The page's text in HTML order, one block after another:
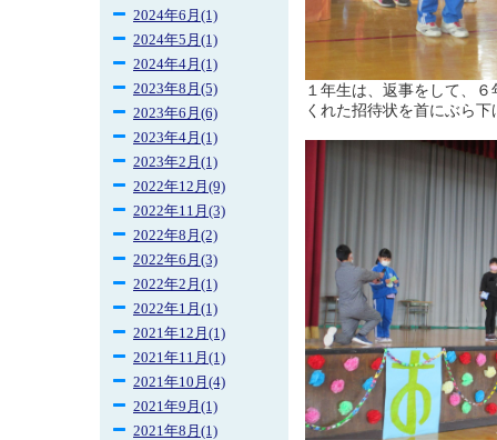
2024年6月(1)
2024年5月(1)
2024年4月(1)
2023年8月(5)
2023年6月(6)
2023年4月(1)
2023年2月(1)
2022年12月(9)
2022年11月(3)
2022年8月(2)
2022年6月(3)
2022年2月(1)
2022年1月(1)
2021年12月(1)
2021年11月(1)
2021年10月(4)
2021年9月(1)
2021年8月(1)
１年生は、返事をして、
くれた招待状を首にぶら